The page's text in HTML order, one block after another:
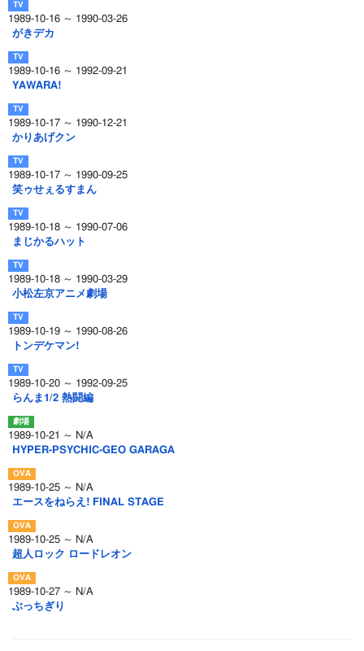
1989-10-16 ～ 1990-03-26
がきデカ
1989-10-16 ～ 1992-09-21
YAWARA!
1989-10-17 ～ 1990-12-21
かりあげクン
1989-10-17 ～ 1990-09-25
笑ゥせぇるすまん
1989-10-18 ～ 1990-07-06
まじかるハット
1989-10-18 ～ 1990-03-29
小松左京アニメ劇場
1989-10-19 ～ 1990-08-26
トンデケマン!
1989-10-20 ～ 1992-09-25
らんま1/2 熱闘編
1989-10-21 ～ N/A
HYPER-PSYCHIC-GEO GARAGA
1989-10-25 ～ N/A
エースをねらえ! FINAL STAGE
1989-10-25 ～ N/A
超人ロック ロードレオン
1989-10-27 ～ N/A
ぶっちぎり